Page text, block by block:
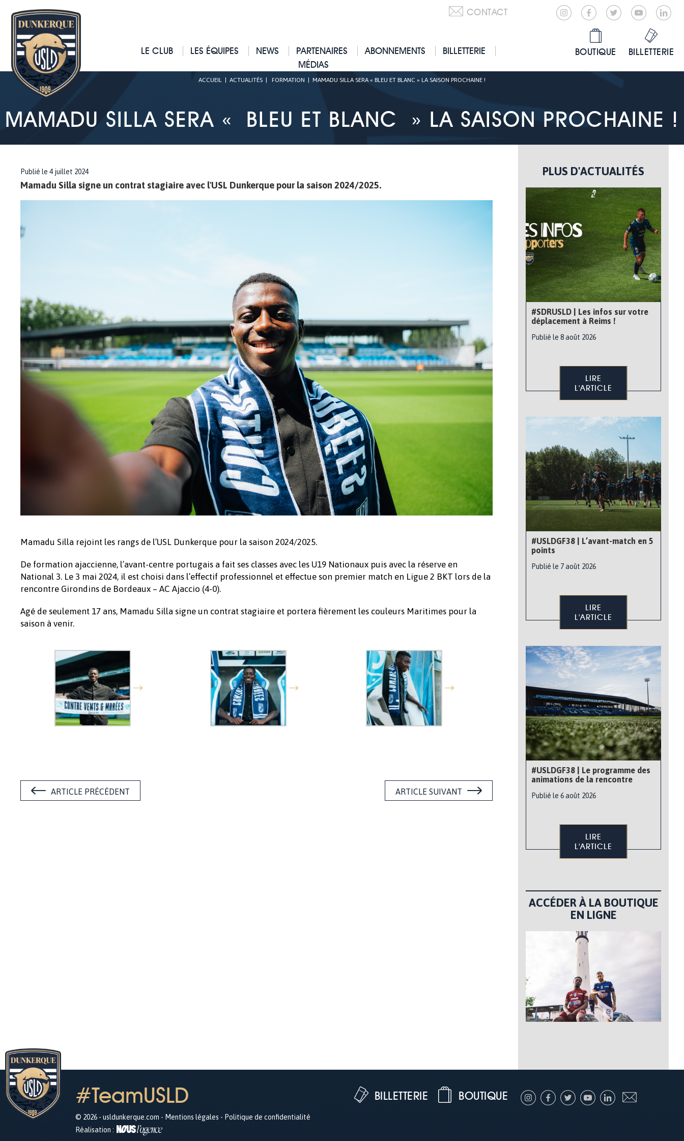
CONTACT
LE CLUB LES ÉQUIPES NEWS PARTENAIRES ABONNEMENTS
BILLETTERIE
MÉDIAS
BOUTIQUE BILLETTERIE
ACCUEIL ACTUALITÉS FORMATION MAMADU SILLA SERA « BLEU ET BLANC » LA SAISON PROCHAINE !
MAMADU SILLA SERA « BLEU ET BLANC » LA SAISON PROCHAINE !
Publié le 4 juillet 2024
Mamadu Silla signe un contrat stagiaire avec l'USL Dunkerque pour la saison 2024/2025.
Mamadu Silla rejoint les rangs de l’USL Dunkerque pour la saison 2024/2025.
De formation ajaccienne, l’avant-centre portugais a fait ses classes avec les U19 Nationaux puis avec la réserve en
National 3. Le 3 mai 2024, il est choisi dans l’effectif professionnel et effectue son premier match en Ligue 2 BKT lors de la
rencontre Girondins de Bordeaux – AC Ajaccio (4-0).
Agé de seulement 17 ans, Mamadu Silla signe un contrat stagiaire et portera fièrement les couleurs Maritimes pour la
saison à venir.
ARTICLE PRÉCÉDENT ARTICLE SUIVANT
PLUS D'ACTUALITÉS
#SDRUSLD | Les infos sur votre
déplacement à Reims !
Publié le 8 août 2026
LIRE
L'ARTICLE
#USLDGF38 | L’avant-match en 5
points
Publié le 7 août 2026
LIRE
L'ARTICLE
#USLDGF38 | Le programme des
animations de la rencontre
Publié le 6 août 2026
LIRE
L'ARTICLE
ACCÉDER À LA BOUTIQUE
EN LIGNE
#TeamUSLD
© 2026 - usldunkerque.com - Mentions légales - Politique de confidentialité
Réalisation :
BOUTIQUE
BILLETTERIE